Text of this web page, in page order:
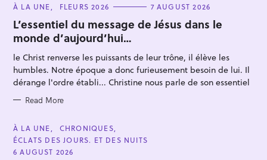
C
T
E
G
O
R
I
E
S
À LA UNE FLEURS 2026 7 AUGUST 2026
L’essentiel du message de Jésus dans le
monde d’aujourd’hui…
le Christ renverse les puissants de leur trône, il élève les
humbles. Notre époque a donc furieusement besoin de lui. Il
dérange l'ordre établi... Christine nous parle de son essentiel
Read More
C
A
T
E
À LA UNE
CHRONIQUES
ÉCLATS DES JOURS. ET DES NUITS
6 AUGUST 2026
S
e
r
c
o
r
: